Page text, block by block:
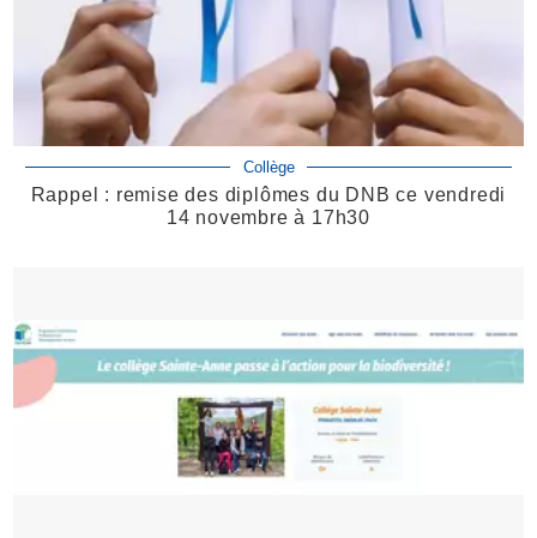
Collège
Rappel : remise des diplômes du DNB ce vendredi
14 novembre à 17h30